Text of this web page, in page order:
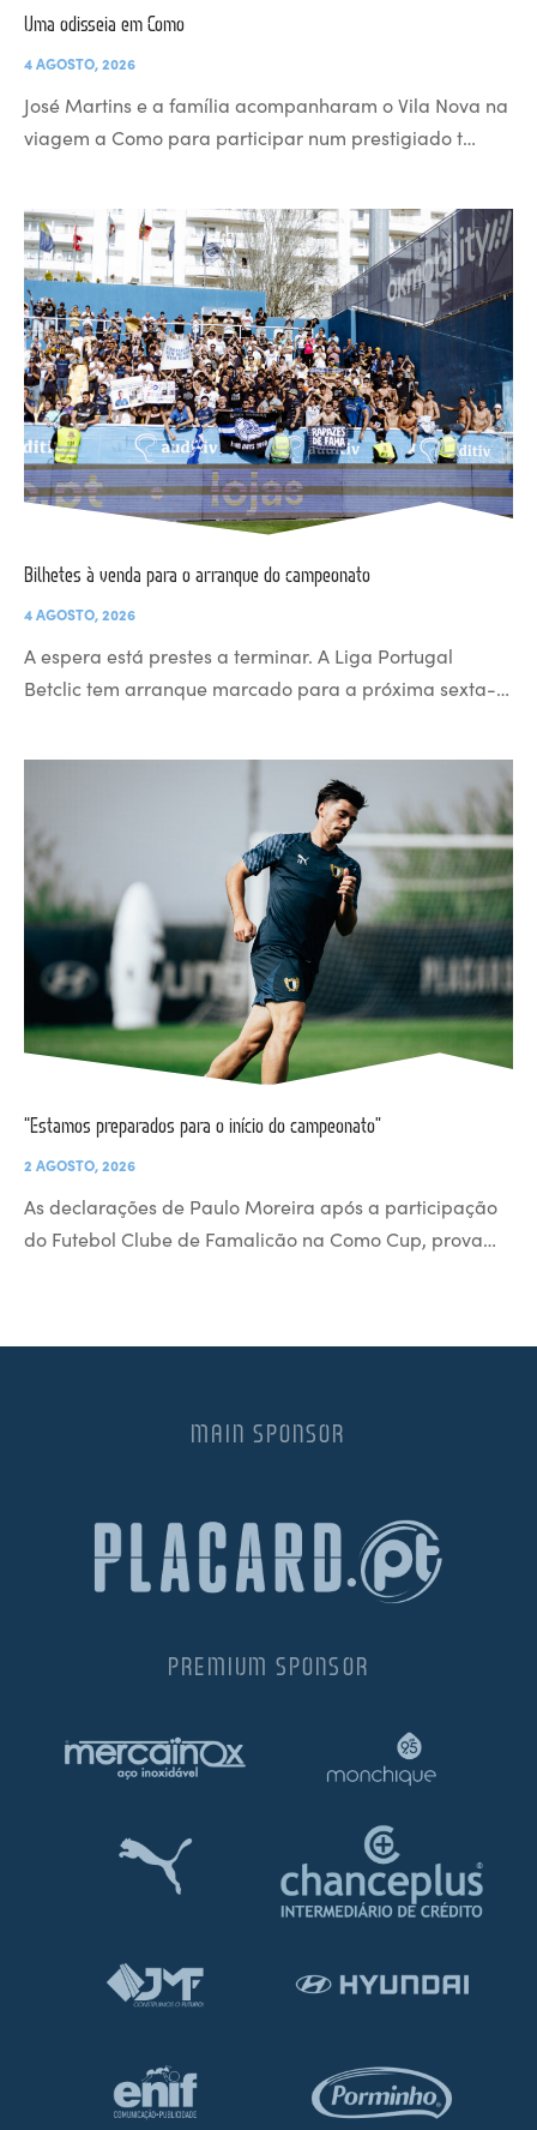
Uma odisseia em Como
4 AGOSTO, 2026
José Martins e a família acompanharam o Vila Nova na
viagem a Como para participar num prestigiado t…
Bilhetes à venda para o arranque do campeonato
4 AGOSTO, 2026
A espera está prestes a terminar. A Liga Portugal
Betclic tem arranque marcado para a próxima sexta-…
“Estamos preparados para o início do campeonato”
2 AGOSTO, 2026
As declarações de Paulo Moreira após a participação
do Futebol Clube de Famalicão na Como Cup, prova…
MAIN SPONSOR
PREMIUM SPONSOR